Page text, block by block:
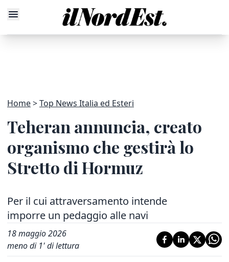
Home Top News Italia ed Esteri
Teheran annuncia, creato
organismo che gestirà lo
Stretto di Hormuz
Per il cui attraversamento intende
imporre un pedaggio alle navi
18 maggio 2026
meno di 1' di lettura